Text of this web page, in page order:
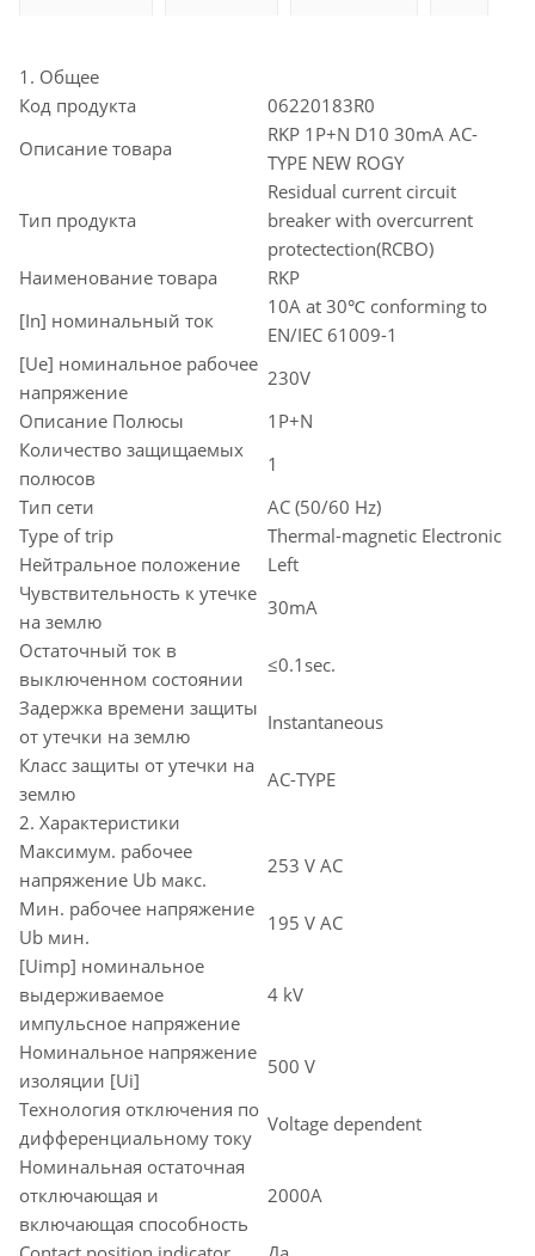
1. Общее
Код продукта
06220183R0
Описание товара
RKP 1P+N D10 30mA AC-
TYPE NEW ROGY
Тип продукта
Residual current circuit
breaker with overcurrent
protectection(RCBO)
Наименование товара
RKP
[In] номинальный ток
10A at 30℃ conforming to
EN/IEC 61009-1
[Ue] номинальное рабочее
напряжение
230V
Описание Полюсы
1P+N
Количество защищаемых
полюсов
1
Тип сети
AC (50/60 Hz)
Type of trip
Thermal-magnetic Electronic
Нейтральное положение
Left
Чувствительность к утечке
на землю
30mA
Остаточный ток в
выключенном состоянии
≤0.1sec.
Задержка времени защиты
от утечки на землю
Instantaneous
Класс защиты от утечки на
землю
AC-TYPE
2. Характеристики
Максимум. рабочее
напряжение Ub макс.
253 V AC
Мин. рабочее напряжение
Ub мин.
195 V AC
[Uimp] номинальное
выдерживаемое
импульсное напряжение
4 kV
Номинальное напряжение
изоляции [Ui]
500 V
Технология отключения по
дифференциальному току
Voltage dependent
Номинальная остаточная
отключающая и
включающая способность
2000A